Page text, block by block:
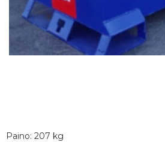
Paino: 207 kg